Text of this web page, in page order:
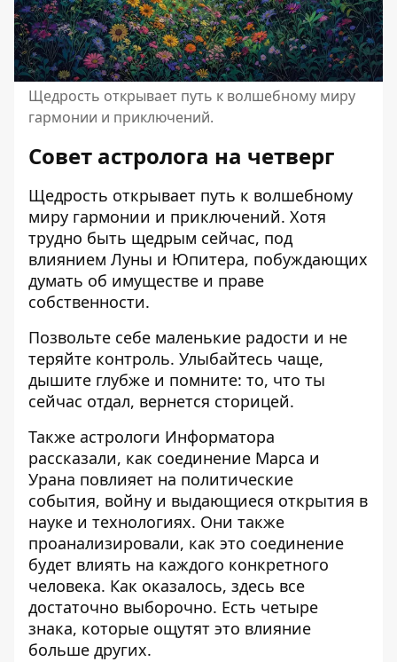
Щедрость открывает путь к волшебному миру
гармонии и приключений.
Совет астролога на четверг
Щедрость открывает путь к волшебному
миру гармонии и приключений. Хотя
трудно быть щедрым сейчас, под
влиянием Луны и Юпитера, побуждающих
думать об имуществе и праве
собственности.
Позвольте себе маленькие радости и не
теряйте контроль. Улыбайтесь чаще,
дышите глубже и помните: то, что ты
сейчас отдал, вернется сторицей.
Также астрологи Информатора
рассказали, как соединение Марса и
Урана повлияет на политические
события, войну и выдающиеся открытия в
науке и технологиях. Они также
проанализировали, как это соединение
будет влиять на каждого конкретного
человека. Как оказалось, здесь все
достаточно выборочно. Есть четыре
знака, которые ощутят это влияние
больше других.